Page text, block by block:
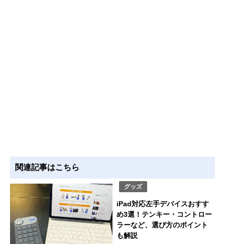
関連記事はこちら
グッズ
iPad対応左手デバイスおすす
め3選！テンキー・コントロー
ラーなど、選び方のポイント
も解説